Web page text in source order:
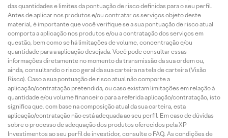
das quantidades e limites da pontuação de risco definidas para o seu perfil.
Antes de aplicar nos produtos e/ou contratar os serviços objeto deste
material, é importante que você verifique se a sua pontuação de risco atual
comporta a aplicação nos produtos e/ou a contratação dos serviços em
questão, bem como se há limitações de volume, concentração e/ou
quantidade para a aplicação desejada. Você pode consultar essas
informações diretamente no momento da transmissão da sua ordem ou,
ainda, consultando o risco geral da sua carteira na tela de carteira (Visão
Risco). Caso a sua pontuação de risco atual não comporte a
aplicação/contratação pretendida, ou caso existam limitações em relação à
quantidade e/ou volume financeiro para a referida aplicação/contratação, isto
significa que, com base na composição atual da sua carteira, esta
aplicação/contratação não está adequada ao seu perfil. Em caso de dúvidas
sobre o processo de adequação dos produtos oferecidos pela XP
Investimentos ao seu perfil de investidor, consulte o FAQ. As condições de